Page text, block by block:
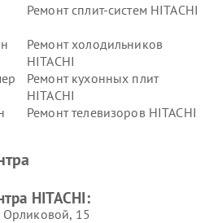
Ремонт сплит-систем HITACHI
Ремонт холодильников
HITACHI
Ремонт кухонных плит
HITACHI
Ремонт телевизоров HITACHI
HITACHI
HITACHI
HITACHI:
Орликовой, 15